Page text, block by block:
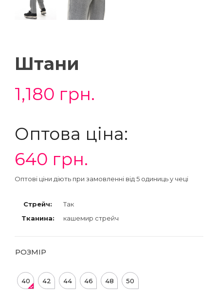
Штани
1,180 грн.
Оптова ціна:
640 грн.
Оптові ціни діють при замовленні від 5 одиниць у чеці
Стрейч:
Так
Тканина:
кашемир стрейч
РОЗМІР
40 42 44 46 48 50